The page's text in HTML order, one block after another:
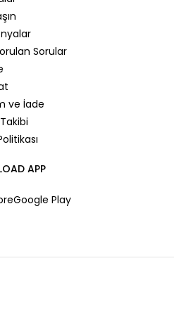
Sorular
ve İade
APP
Google Play